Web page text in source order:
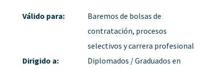
Válido para:
Baremos de bolsas de
contratación, procesos
selectivos y carrera profesional
Dirigido a:
Diplomados / Graduados en